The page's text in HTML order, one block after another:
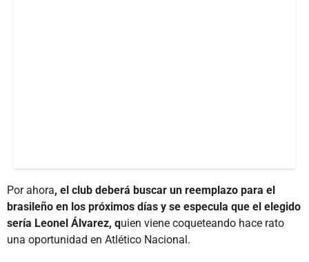
Por ahora, el club deberá buscar un reemplazo para el
brasileño en los próximos días y se especula que el elegido
sería Leonel Álvarez, quien viene coqueteando hace rato
una oportunidad en Atlético Nacional.